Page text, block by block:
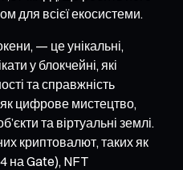
для всієї екосистеми.
— це унікальні,
у блокчейні, які
та справжність
цифрове мистецтво,
та віртуальні землі.
криптовалют, таких як
на Gate), NFT